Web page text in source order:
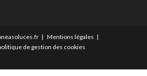
Mentions légales
de gestion des cookies